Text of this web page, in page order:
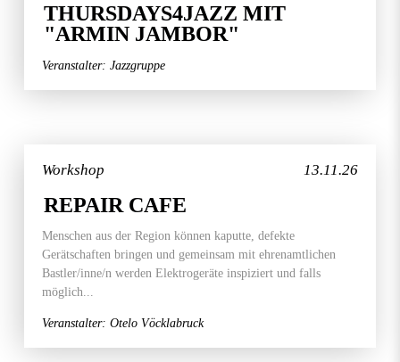
THURSDAYS4JAZZ MIT
"ARMIN JAMBOR"
Veranstalter: Jazzgruppe
13.11.26
Workshop
REPAIR CAFE
Menschen aus der Region können kaputte, defekte
Gerätschaften bringen und gemeinsam mit ehrenamtlichen
Bastler/inne/n werden Elektrogeräte inspiziert und falls
möglich...
Veranstalter: Otelo Vöcklabruck